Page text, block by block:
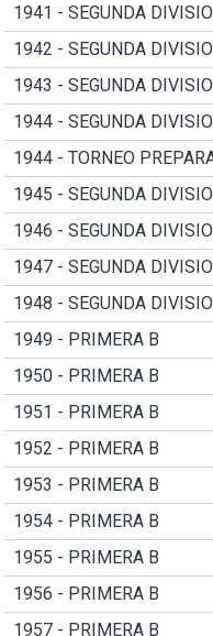
1941 - SEGUNDA
1942 - SEGUNDA
1943 - SEGUNDA
1944 - SEGUNDA
1944 - TORNEO
1945 - SEGUNDA
1946 - SEGUNDA
1947 - SEGUNDA
1948 - SEGUNDA
1949 - PRIMERA B
1950 - PRIMERA B
1951 - PRIMERA B
1952 - PRIMERA B
1953 - PRIMERA B
1954 - PRIMERA B
1955 - PRIMERA B
1956 - PRIMERA B
1957 - PRIMERA B